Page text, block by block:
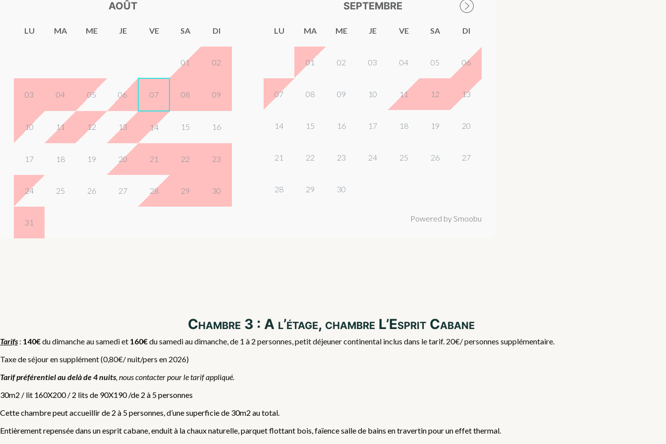
AOÛT
LU MA ME JE VE SA DI
01 02
03 04 05 06 07 08 09
10 11 12 13 14 15 16
17 18 19 20 21 22 23
24 25 26 27 28 29 30
31
SEPTEMBRE
LU MA ME JE VE SA DI
01 02 03 04 05 06
07 08 09 10 11 12 13
14 15 16 17 18 19 20
21 22 23 24 25 26 27
28 29 30
Powered by Smoobu
Chambre 3 : A l’étage, chambre L’Esprit Cabane
Tarifs : 140€du dimanche au samedi et 160€du samedi au dimanche, de 1 à 2 personnes, petit déjeuner continental inclus dans le tarif. 20€/ personnes supplémentaire.
Taxe de séjour en supplément (0,80€/ nuit/pers en 2026)
Tarif préférentiel au delà de 4 nuits, nous contacter pour le tarif appliqué.
30m2 / lit 160X200 / 2 lits de 90X190 /de 2 à 5 personnes
Cette chambre peut accueillir de 2 à 5 personnes, d’une superficie de 30m2 au total.
Entièrement repensée dans un esprit cabane, enduit à la chaux naturelle, parquet flottant bois, faïence salle de bains en travertin pour un effet thermal.